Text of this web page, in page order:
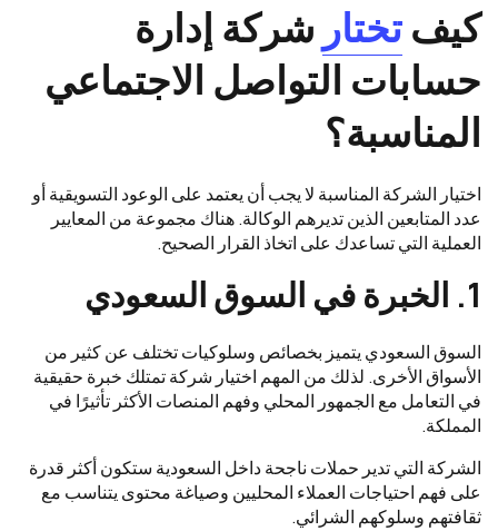
كيفتختار شركة إدارة
حسابات التواصل الاجتماعي
المناسبة؟
اختيار الشركة المناسبة لا يجب أن يعتمد على الوعود التسويقية أو
عدد المتابعين الذين تديرهم الوكالة. هناك مجموعة من المعايير
العملية التي تساعدك على اتخاذ القرار الصحيح.
1. الخبرة في السوق السعودي
السوق السعودي يتميز بخصائص وسلوكيات تختلف عن كثير من
الأسواق الأخرى. لذلك من المهم اختيار شركة تمتلك خبرة حقيقية
في التعامل مع الجمهور المحلي وفهم المنصات الأكثر تأثيرًا في
المملكة.
الشركة التي تدير حملات ناجحة داخل السعودية ستكون أكثر قدرة
على فهم احتياجات العملاء المحليين وصياغة محتوى يتناسب مع
ثقافتهم وسلوكهم الشرائي.